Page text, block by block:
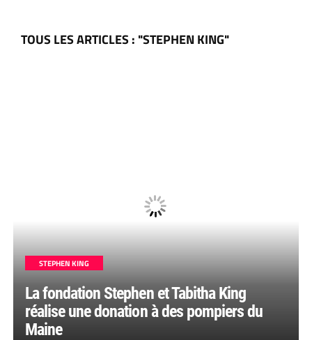
TOUS LES ARTICLES : "STEPHEN KING"
STEPHEN KING
La fondation Stephen et Tabitha King
réalise une donation à des pompiers du
Maine